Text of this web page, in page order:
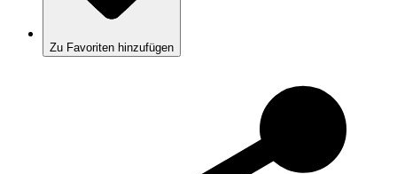
Zu Favoriten hinzufügen